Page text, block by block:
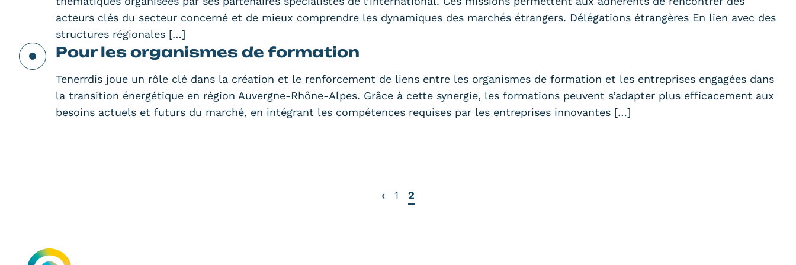
acteurs clés du secteur concerné et de mieux comprendre les dynamiques des marchés étrangers. Délégations étrangères En lien avec des
structures régionales […]
Pour les organismes de formation
Tenerrdis joue un rôle clé dans la création et le renforcement de liens entre les organismes de formation et les entreprises engagées dans
la transition énergétique en région Auvergne-Rhône-Alpes. Grâce à cette synergie, les formations peuvent s’adapter plus efficacement aux
besoins actuels et futurs du marché, en intégrant les compétences requises par les entreprises innovantes […]
‹ 1 2